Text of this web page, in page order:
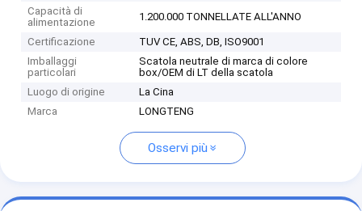
Capacità di
alimentazione
1.200.000 TONNELLATE ALL'ANNO
Certificazione
TUV CE, ABS, DB, ISO9001
Imballaggi
particolari
Scatola neutrale di marca di colore
box/OEM di LT della scatola
Luogo di origine
La Cina
Marca
LONGTENG
Osservi più